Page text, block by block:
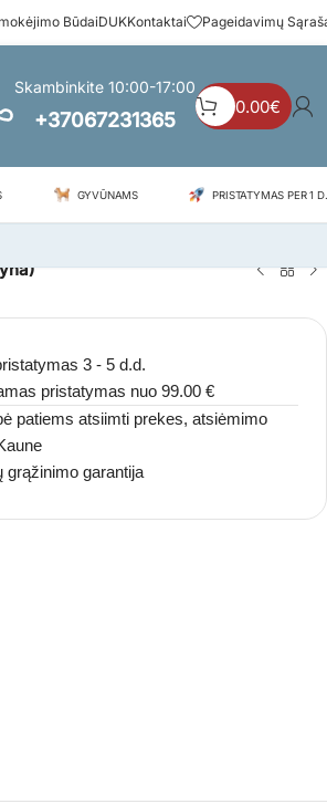
BūdaiDUKKontaktai Pageidavimų
Skambinkite 10:00-17:00
+37067231365
0.00€
GYVŪNAMS PRISTATYMAS PER 1
3 - 5 d.d.
pristatymas nuo 99.00 €
patiems atsiimti prekes, atsiėmimo
grąžinimo garantija